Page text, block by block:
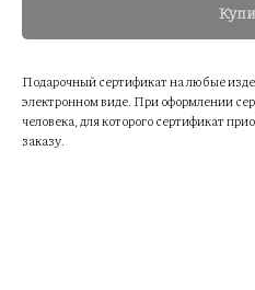
Подарочный сертификат на любые
электронном виде. При оформлении
человека, для которого сертификат
заказу.